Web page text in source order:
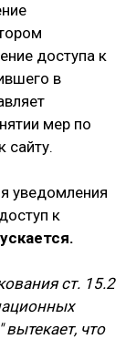
доступа к
в
мер по
сайту.
уведомления
к
ст. 15.2
что